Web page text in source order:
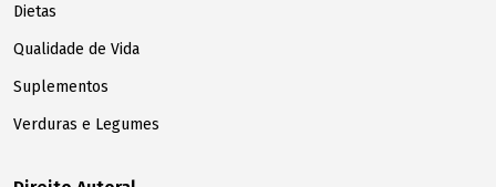
Dietas
Qualidade de Vida
Suplementos
Verduras e Legumes